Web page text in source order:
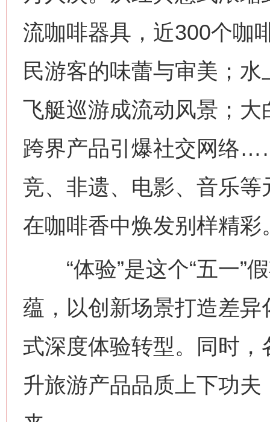
流咖啡器具，近300个咖
民游客的味蕾与审美；
飞艇巡游成流动风景；
跨界产品引爆社交网络
竞、非遗、电影、音乐
在咖啡香中焕发别样精彩
“体验”是这个“五一”
蕴，以创新场景打造差
式深度体验转型。同时
升旅游产品品质上下功